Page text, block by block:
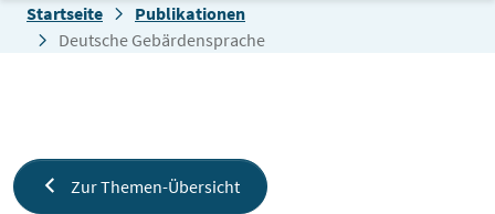
Zum Inhalt springen
Startseite
Publikationen
Deutsche Gebärdensprache
Zur Themen-Übersicht